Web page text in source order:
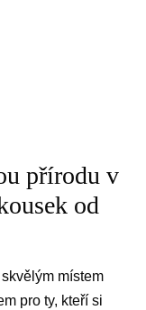
přírodu v
od
místem
pro ty, kteří si